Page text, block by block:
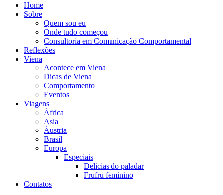
Home
Sobre
Quem sou eu
Onde tudo começou
Consultoria em Comunicação Comportamental
Reflexões
Viena
Acontece em Viena
Dicas de Viena
Comportamento
Eventos
Viagens
África
Asia
Áustria
Brasil
Europa
Especiais
Delicias do paladar
Frufru feminino
Contatos